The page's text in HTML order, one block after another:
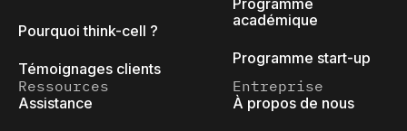
Pourquoi think-cell ?
Témoignages clients
Programme
académique
Programme start-up
Ressources
Assistance
Entreprise
À propos de nous